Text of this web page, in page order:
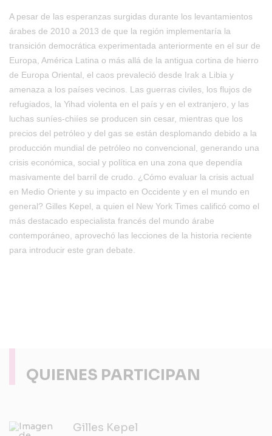
A pesar de las esperanzas surgidas durante los levantamientos
árabes de 2010 a 2013 de que la región implementaría la
transición democrática experimentada anteriormente en el sur de
Europa, América Latina o más allá de la antigua cortina de hierro
de Europa Oriental, el caos prevaleció desde Irak a Libia y
amenaza a los países vecinos. Las guerras civiles, los flujos de
refugiados, la Yihad violenta en el país y en el extranjero, y las
luchas suníes-chiíes se producen sin cesar, mientras que los
precios del petróleo y del gas se están desplomando debido a la
producción mundial de petróleo no convencional, generando una
crisis económica, social y política en una zona que dependía
masivamente del barril de crudo. ¿Cómo evaluar la crisis actual
en Medio Oriente y su impacto en Occidente y en el mundo en
general? Gilles Kepel, a quien el New York Times calificó como el
más destacado especialista francés del mundo árabe
contemporáneo, aprovechó las lecciones de la historia reciente
para introducir este gran debate.
QUIENES PARTICIPAN
Gilles Kepel